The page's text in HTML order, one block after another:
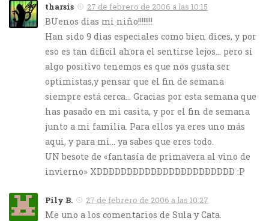
tharsis 27 de febrero de 2006 a las 10:15
BUenos dias mi niño!!!!!!!!
Han sido 9 dias especiales como bien dices, y por
eso es tan dificil ahora el sentirse lejos… pero si
algo positivo tenemos es que nos gusta ser
optimistas,y pensar que el fin de semana
siempre está cerca… Gracias por esta semana que
has pasado en mi casita, y por el fin de semana
junto a mi familia. Para ellos ya eres uno más
aqui, y para mi… ya sabes que eres todo.
UN besote de «fantasía de primavera al vino de
invierno» XDDDDDDDDDDDDDDDDDDDDDDD :P
Pily B. 27 de febrero de 2006 a las 10:27
Me uno a los comentarios de Sula y Cata.